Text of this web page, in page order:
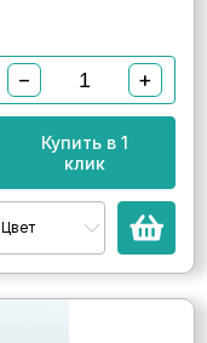
− +
Купить в 1
клик
Цвет